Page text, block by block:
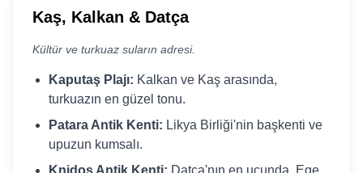
Kaş, Kalkan & Datça
Kültür ve turkuaz suların adresi.
Kaputaş Plajı: Kalkan ve Kaş arasında,
turkuazın en güzel tonu.
Patara Antik Kenti: Likya Birliği'nin başkenti ve
upuzun kumsalı.
Knidos Antik Kenti: Datça'nın en ucunda, Ege